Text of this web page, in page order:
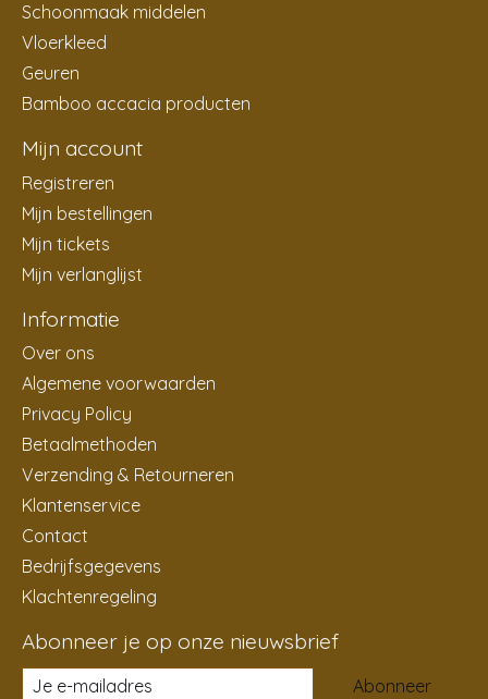
Schoonmaak middelen
Vloerkleed
Geuren
Bamboo accacia producten
Mijn account
Registreren
Mijn bestellingen
Mijn tickets
Mijn verlanglijst
Informatie
Over ons
Algemene voorwaarden
Privacy Policy
Betaalmethoden
Verzending & Retourneren
Klantenservice
Contact
Bedrijfsgegevens
Klachtenregeling
Abonneer je op onze nieuwsbrief
Abonneer